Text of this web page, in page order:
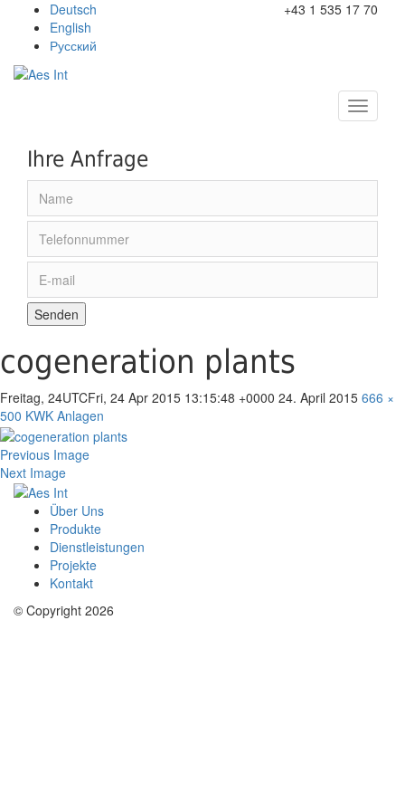
Deutsch
English
Русский
+43 1 535 17 70
Toggle
Ihre Anfrage
cogeneration plants
Freitag, 24UTCFri, 24 Apr 2015 13:15:48 +0000 24. April 2015 666 ×
500 KWK Anlagen
Previous Image
Next Image
Über Uns
Produkte
Dienstleistungen
Projekte
Kontakt
© Copyright 2026